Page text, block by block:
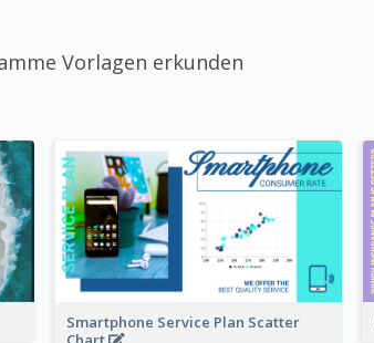
Vorlagen erkunden
Smartphone Service Plan Scatter